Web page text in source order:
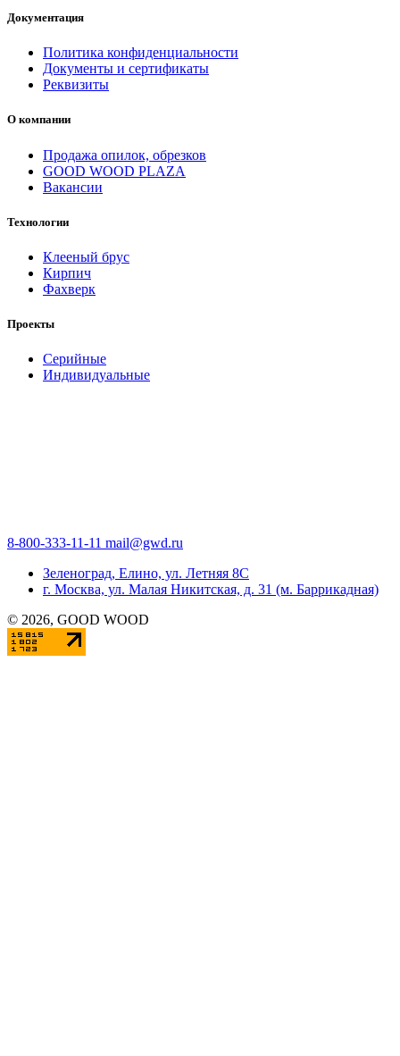
Документация
Политика конфиденциальности
Документы и сертификаты
Реквизиты
О компании
Продажа опилок, обрезков
GOOD WOOD PLAZA
Вакансии
Технологии
Клееный брус
Кирпич
Фахверк
Проекты
Серийные
Индивидуальные
8-800-333-11-11 mail@gwd.ru
Зеленоград, Елино, ул. Летняя 8С
г. Москва, ул. Малая Никитская, д. 31 (м. Баррикадная)
© 2026, GOOD WOOD